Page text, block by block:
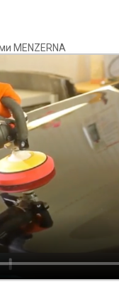
MENZERNA